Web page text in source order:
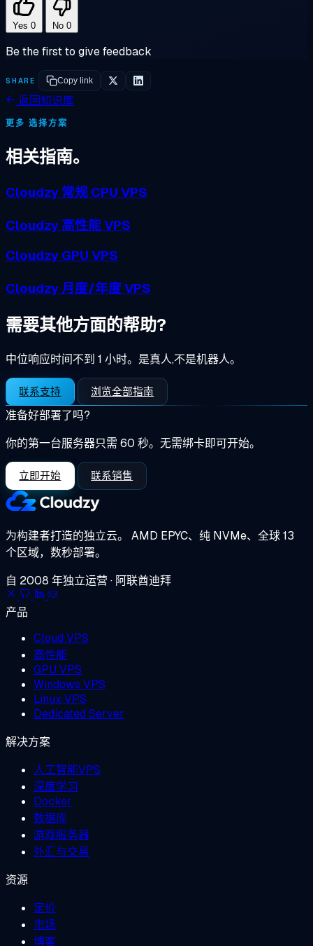
Yes 0 No 0
Be the first to give feedback
SHARE Copy link
返回知识库
更多 选择方案
相关指南。
Cloudzy 常规 CPU VPS
Cloudzy 高性能 VPS
Cloudzy GPU VPS
Cloudzy 月度/年度 VPS
需要其他方面的帮助?
中位响应时间不到 1 小时。是真人,不是机器人。
联系支持 浏览全部指南
准备好部署了吗?
你的第一台服务器只需 60 秒。无需绑卡即可开始。
立即开始 联系销售
为构建者打造的独立云。 AMD EPYC、纯 NVMe、全球 13
个区域，数秒部署。
自 2008 年独立运营 · 阿联酋迪拜
产品
Cloud VPS
高性能
GPU VPS
Windows VPS
Linux VPS
Dedicated Server
解决方案
人工智能VPS
深度学习
Docker
数据库
游戏服务器
外汇与交易
资源
定价
市场
博客